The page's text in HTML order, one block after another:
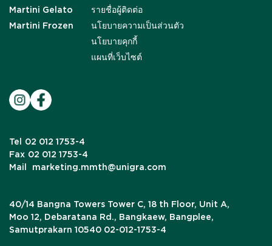
Martini Gelato
Martini Frozen
รายชื่อผู้ติดต่อ
นโยบายความเป็นส่วนตัว
นโยบายคุกกี้
แผนที่เว็บไซต์
Tel
02 012 1753-4
Fax 02 012 1753-4
Mail
marketing.mmth@unigra.com
40/14 Bangna Towers Tower C, 18 th Floor, Unit A,
Moo 12, Debaratana Rd., Bangkaew, Bangplee,
Samutprakarn 10540 02-012-1753-4